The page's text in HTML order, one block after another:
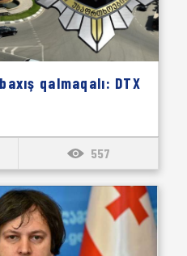
qalmaqalı: DTX
557